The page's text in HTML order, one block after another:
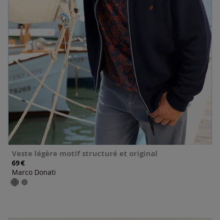
Veste légère motif structuré et original
69€
Marco Donati